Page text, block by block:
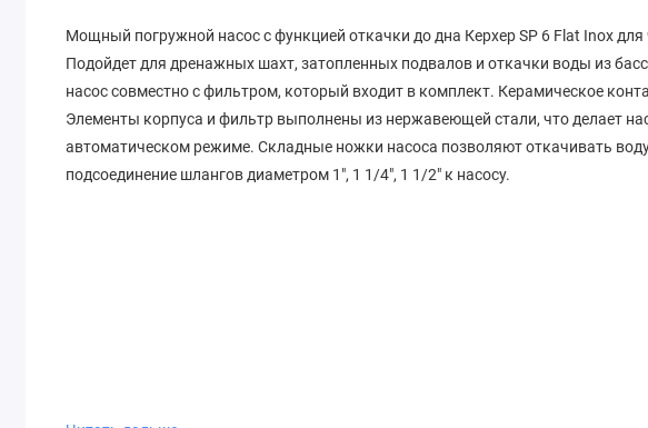
Мощный погружной насос с функцией откачки до дна Керхер SP 6 Flat Inox
Подойдет для дренажных шахт, затопленных подвалов и откачки воды из
насос совместно с фильтром, который входит в комплект. Керамическое
Элементы корпуса и фильтр выполнены из нержавеющей стали, что делает
автоматическом режиме. Складные ножки насоса позволяют откачивать
подсоединение шлангов диаметром 1″, 1 1/4″, 1 1/2″ к насосу.